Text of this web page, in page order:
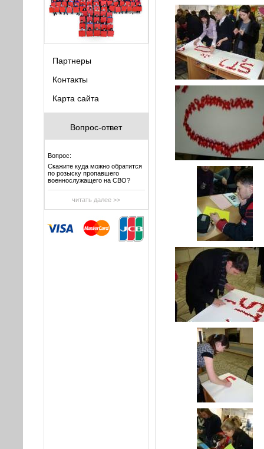
Партнеры
Контакты
Карта сайта
Вопрос-ответ
Вопрос:
Скажите куда можно обратится
по розыску пропавшего
военнослужащего на СВО?
читать далее >>